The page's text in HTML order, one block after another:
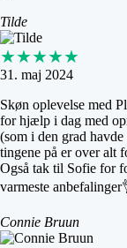
Tilde
★★★★★
31. maj 2024
Skøn oplevelse med
for hjælp i dag med
(som i den grad
tingene på er over alt
Også tak til Sofie for
varmeste
Connie Bruun